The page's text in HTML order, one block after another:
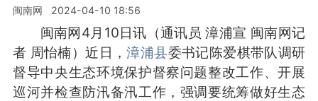
闽南网 2024-04-10 18:56
闽南网4月10日讯（通讯员 漳浦宣 闽南网记
者 周怡楠）近日，漳浦县委书记陈爱棋带队调研
督导中央生态环境保护督察问题整改工作、开展
巡河并检查防汛备汛工作，强调要统筹做好生态